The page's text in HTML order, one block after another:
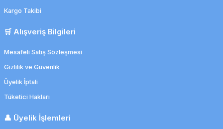
Kargo Takibi
🛒 Alışveriş Bilgileri
Mesafeli Satış Sözleşmesi
Gizlilik ve Güvenlik
Üyelik İptali
Tüketici Hakları
👤 Üyelik İşlemleri